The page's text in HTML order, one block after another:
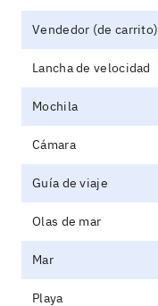
Vendedor (de carrito)
Lancha de velocidad
Mochila
Cámara
Guía de viaje
Olas de mar
Mar
Playa